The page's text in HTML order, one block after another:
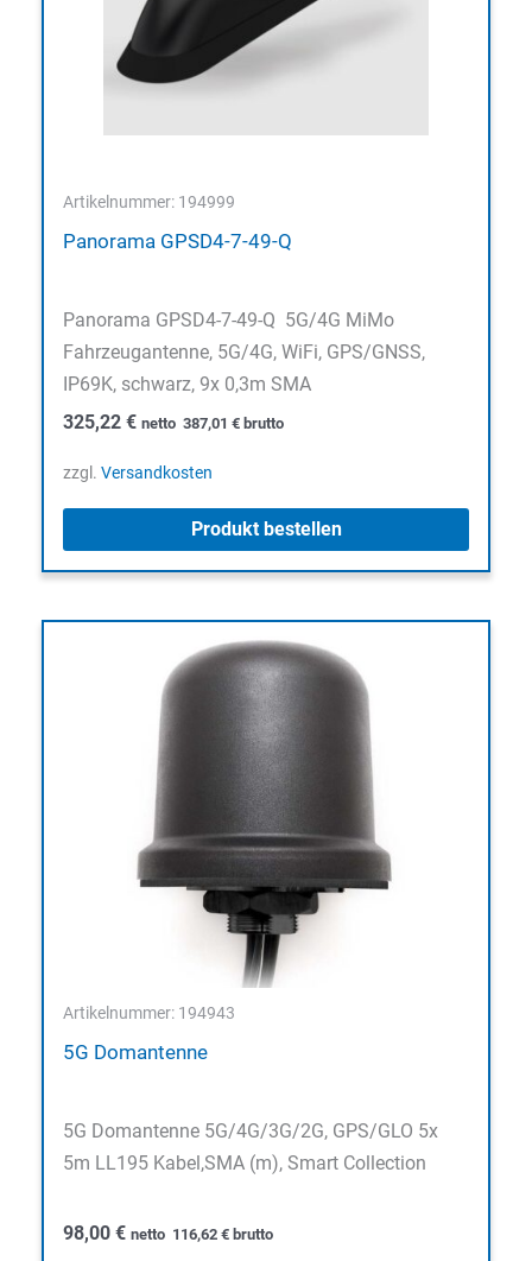
Artikelnummer: 194999
Panorama GPSD4-7-49-Q
Panorama GPSD4-7-49-Q 5G/4G MiMo
Fahrzeugantenne, 5G/4G, WiFi, GPS/GNSS,
IP69K, schwarz, 9x 0,3m SMA
325,22 € netto 387,01 € brutto
zzgl. Versandkosten
Produkt bestellen
Artikelnummer: 194943
5G Domantenne
5G Domantenne 5G/4G/3G/2G, GPS/GLO 5x
5m LL195 Kabel,SMA (m), Smart Collection
98,00 € netto 116,62 € brutto